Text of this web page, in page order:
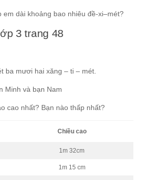
em dài khoảng bao nhiêu đề-xi–mét?
3 trang 48
ba mươi hai xăng – ti – mét.
Minh và bạn Nam
cao nhất? Bạn nào thấp nhất?
Chiều cao
1m 32cm
1m 15 cm